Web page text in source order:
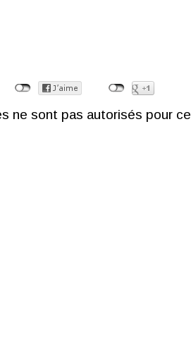
ne sont pas autorisés pour